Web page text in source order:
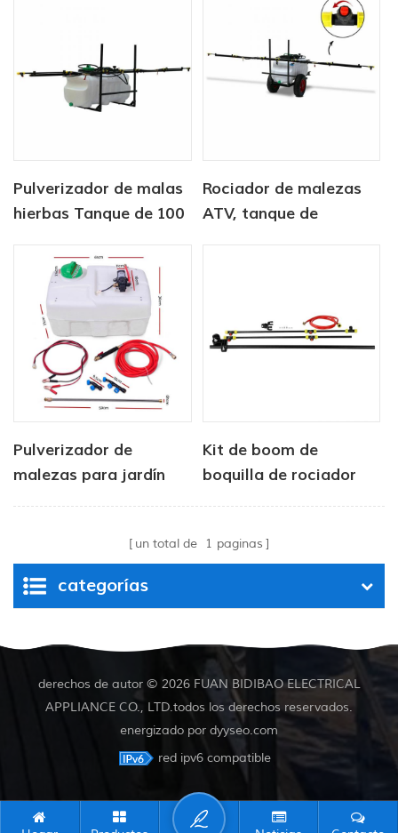
Pulverizador de malas
hierbas Tanque de 100
pluma 3M
Rociador de malezas
ATV, tanque de
de 100 l, carro de 3 m
Pulverizador de
malezas para jardín
de 50 L, 4,0 L/min,
presión de 80 PSI
Kit de boom de
boquilla de rociador
un total de 1 paginas
categorías
derechos de autor © 2026 FUAN BIDIBAO ELECTRICAL
APPLIANCE CO., LTD.todos los derechos reservados.
energizado por dyyseo.com
red ipv6 compatible